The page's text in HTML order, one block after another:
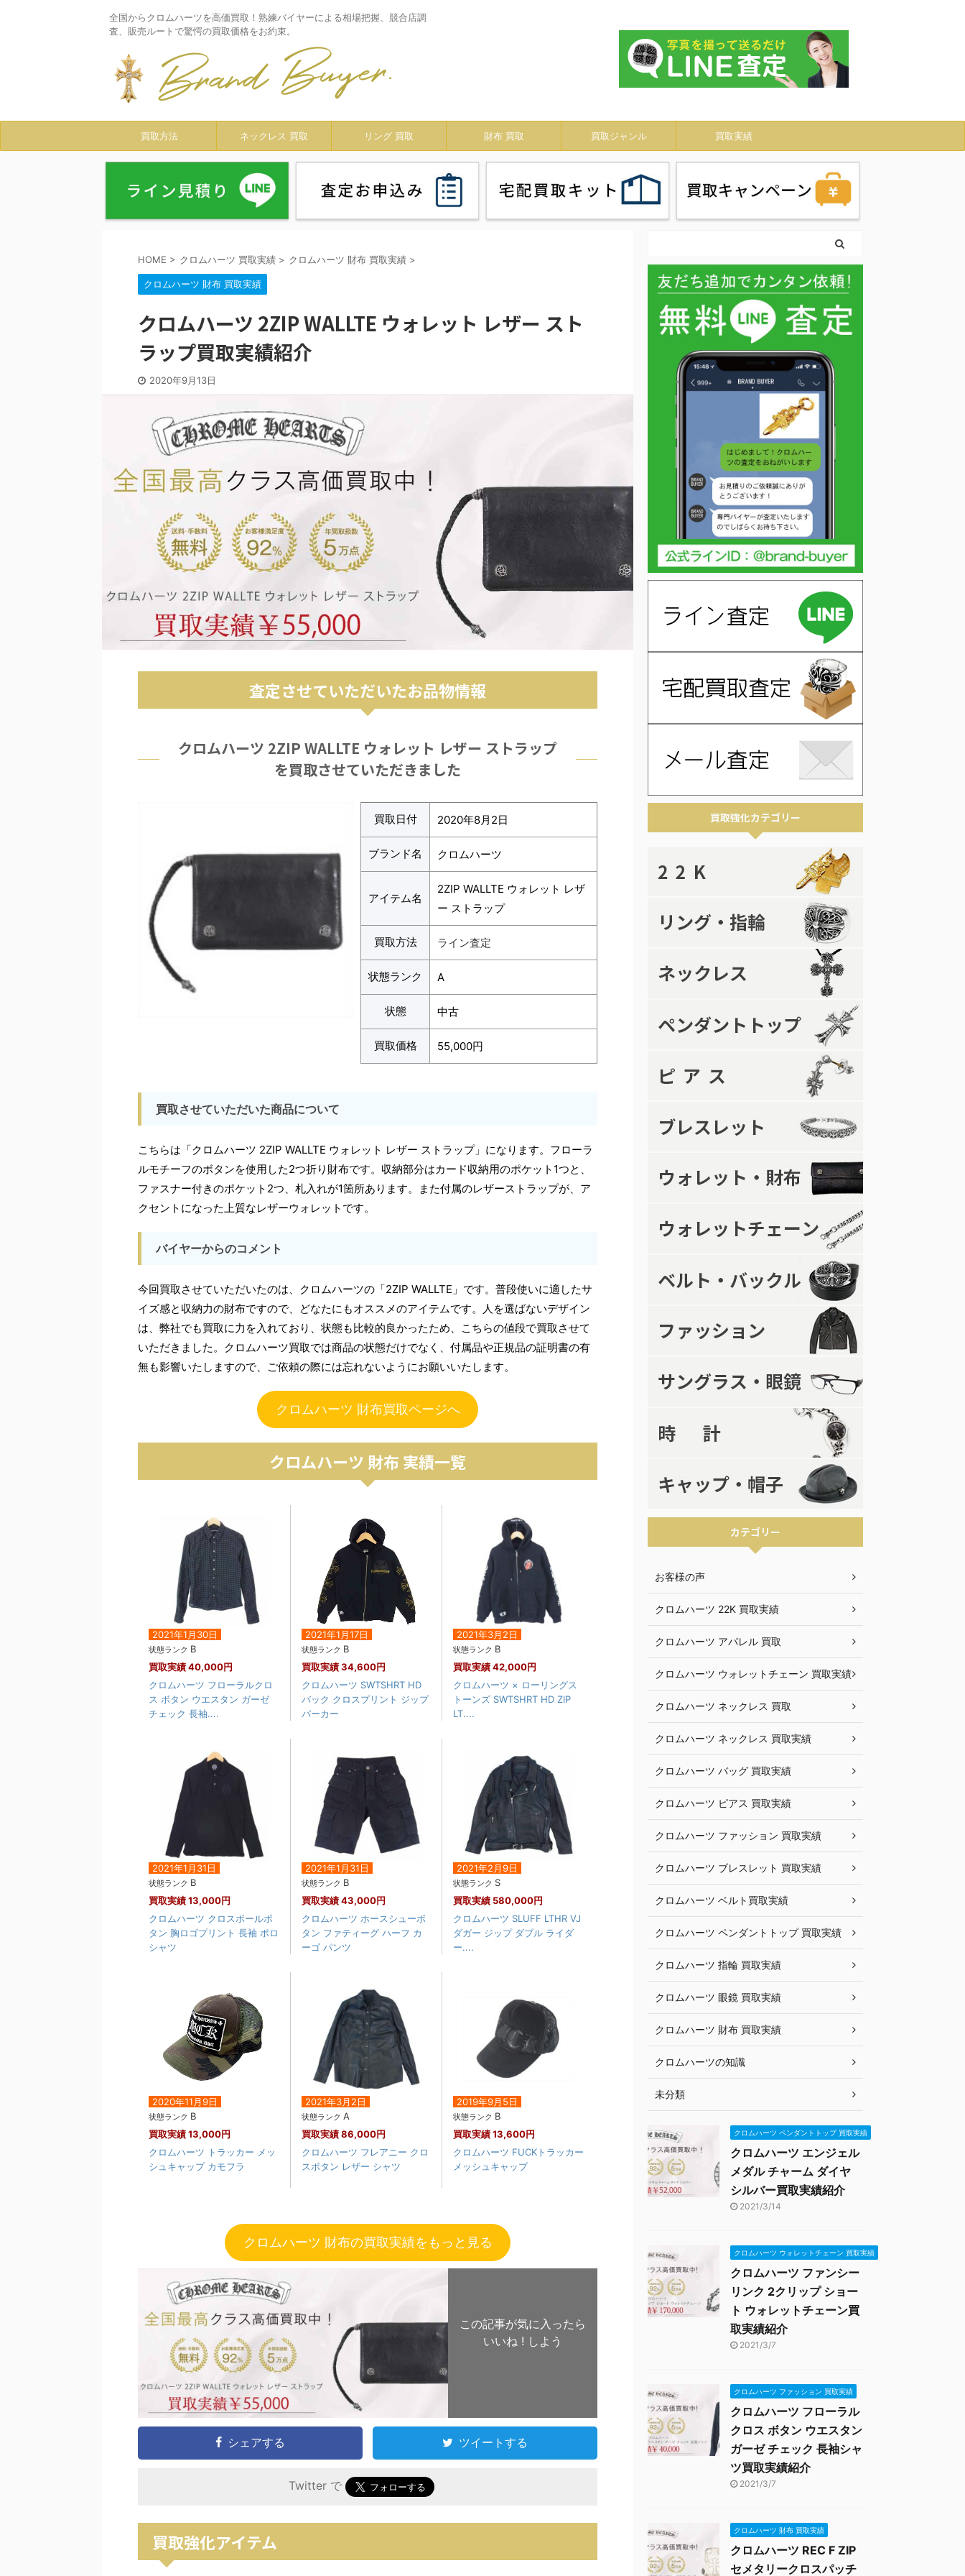
全国からクロムハーツを高価買取！熟練バイヤーによる相場把握、競合店調
査、販売ルートで驚愕の買取価格をお約束。
買取方法 ネックレス 買取 リング 買取 財布 買取 買取ジャンル 買取実績
HOME > クロムハーツ 買取実績 > クロムハーツ 財布 買取実績 >
クロムハーツ 財布 買取実績
クロムハーツ 2ZIP WALLTE ウォレット レザー スト
ラップ買取実績紹介
2020年9月13日
査定させていただいたお品物情報
クロムハーツ 2ZIP WALLTE ウォレット レザー ストラップ
を買取させていただきました
買取日付 2020年8月2日
ブランド名 クロムハーツ
アイテム名
2ZIP WALLTE ウォレット レザ
ー ストラップ
買取方法 ライン査定
状態ランク A
状態 中古
買取価格 55,000円
買取させていただいた商品について
こちらは「クロムハーツ 2ZIP WALLTE ウォレット レザー ストラップ」になります。フローラ
ルモチーフのボタンを使用した2つ折り財布です。収納部分はカード収納用のポケット1つと、
ファスナー付きのポケット2つ、札入れが1箇所あります。また付属のレザーストラップが、ア
クセントになった上質なレザーウォレットです。
バイヤーからのコメント
今回買取させていただいたのは、クロムハーツの「2ZIP WALLTE」です。普段使いに適したサ
イズ感と収納力の財布ですので、どなたにもオススメのアイテムです。人を選ばないデザイン
は、弊社でも買取に力を入れており、状態も比較的良かったため、こちらの値段で買取させて
いただきました。クロムハーツ買取では商品の状態だけでなく、付属品や正規品の証明書の有
無も影響いたしますので、ご依頼の際には忘れないようにお願いいたします。
クロムハーツ 財布買取ページへ
クロムハーツ 財布 実績一覧
2021年1月30日
状態ランク B
買取実績40,000円
クロムハーツ フローラルクロ
ス ボタン ウエスタン ガーゼ
チェック 長袖....
2021年1月17日
状態ランク B
買取実績34,600円
クロムハーツ SWTSHRT HD
バック クロスプリント ジップ
パーカー
2021年3月2日
状態ランク B
買取実績42,000円
クロムハーツ × ローリングス
トーンズ SWTSHRT HD ZIP
LT....
2021年1月31日
状態ランク B
買取実績13,000円
クロムハーツ クロスボールボ
タン 胸ロゴプリント 長袖 ポロ
シャツ
2021年1月31日
状態ランク B
買取実績43,000円
クロムハーツ ホースシューボ
タン ファティーグ ハーフ カ
ーゴ パンツ
2021年2月9日
状態ランク S
買取実績 580,000円
クロムハーツ SLUFF LTHR VJ
ダガー ジップ ダブル ライダ
ー....
2020年11月9日
状態ランク B
買取実績13,000円
クロムハーツ トラッカー メッ
シュキャップ カモフラ
2021年3月2日
状態ランク A
買取実績86,000円
クロムハーツ フレアニー クロ
スボタン レザー シャツ
2019年9月5日
状態ランク B
買取実績13,600円
クロムハーツ FUCKトラッカー
メッシュキャップ
クロムハーツ 財布の買取実績をもっと見る
この記事が気に入ったら
いいね ! しよう
シェアする ツイートする
Twitter で
買取強化アイテム
買取強化カテゴリー
カテゴリー
お客様の声
クロムハーツ 22K 買取実績
クロムハーツ アパレル 買取
クロムハーツ ウォレットチェーン 買取実績
クロムハーツ ネックレス 買取
クロムハーツ ネックレス 買取実績
クロムハーツ バッグ 買取実績
クロムハーツ ピアス 買取実績
クロムハーツ ファッション 買取実績
クロムハーツ ブレスレット 買取実績
クロムハーツ ベルト買取実績
クロムハーツ ペンダントトップ 買取実績
クロムハーツ 指輪 買取実績
クロムハーツ 眼鏡 買取実績
クロムハーツ 財布 買取実績
クロムハーツの知識
未分類
クロムハーツ ペンダントトップ 買取実績
クロムハーツ エンジェル
メダル チャーム ダイヤ
シルバー買取実績紹介
2021/3/14
クロムハーツ ウォレットチェーン 買取実績
クロムハーツ ファンシー
リンク 2クリップ ショー
ト ウォレットチェーン買
取実績紹介
2021/3/7
クロムハーツ ファッション 買取実績
クロムハーツ フローラル
クロス ボタン ウエスタン
ガーゼ チェック 長袖シャ
ツ買取実績紹介
2021/3/7
クロムハーツ 財布 買取実績
クロムハーツ REC F ZIP
セメタリークロスパッチ